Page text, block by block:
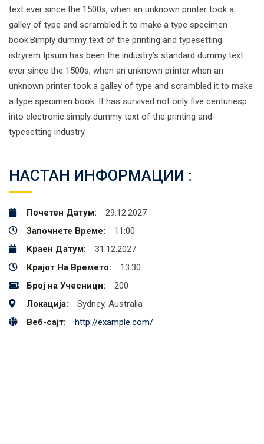
text ever since the 1500s, when an unknown printer took a
galley of type and scrambled it to make a type specimen
book.Bimply dummy text of the printing and typesetting
istryrem Ipsum has been the industry’s standard dummy text
ever since the 1500s, when an unknown printer.when an
unknown printer took a galley of type and scrambled it to make
a type specimen book. It has survived not only five centuriesp
into electronic.simply dummy text of the printing and
typesetting industry.
НАСТАН ИНФОРМАЦИИ :
Почетен Датум:
29.12.2027
Започнете Време:
11:00
Краен Датум:
31.12.2027
Крајот На Времето:
13:30
Број на Учесници:
200
Локација:
Sydney, Australia
Веб-сајт:
http://example.com/